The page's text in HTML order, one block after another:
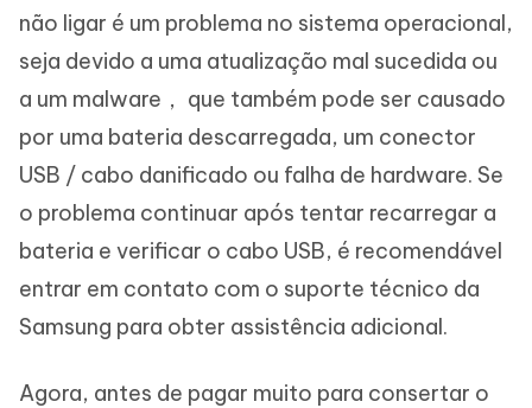
não ligar é um problema no sistema operacional,
seja devido a uma atualização mal sucedida ou
a um malware， que também pode ser causado
por uma bateria descarregada, um conector
USB / cabo danificado ou falha de hardware. Se
o problema continuar após tentar recarregar a
bateria e verificar o cabo USB, é recomendável
entrar em contato com o suporte técnico da
Samsung para obter assistência adicional.
Agora, antes de pagar muito para consertar o